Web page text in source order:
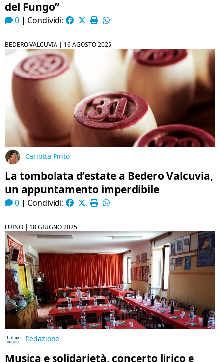
del Fungo”
0 | Condividi:
BEDERO VALCUVIA | 16 AGOSTO 2025
Carlotta Pinto
La tombolata d’estate a Bedero Valcuvia,
un appuntamento imperdibile
0 | Condividi:
LUINO | 18 GIUGNO 2025
Redazione
Musica e solidarietà, concerto lirico e